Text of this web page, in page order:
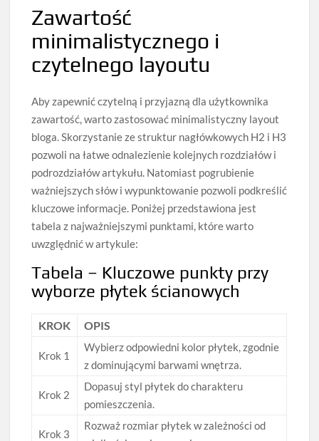
Zawartość
minimalistycznego i
czytelnego layoutu
Aby zapewnić czytelną i przyjazną dla użytkownika
zawartość, warto zastosować minimalistyczny layout
bloga. Skorzystanie ze struktur nagłówkowych H2 i H3
pozwoli na łatwe odnalezienie kolejnych rozdziałów i
podrozdziałów artykułu. Natomiast pogrubienie
ważniejszych słów i wypunktowanie pozwoli podkreślić
kluczowe informacje. Poniżej przedstawiona jest
tabela z najważniejszymi punktami, które warto
uwzględnić w artykule:
Tabela – Kluczowe punkty przy
wyborze płytek ścianowych
KROK OPIS
Krok 1
Wybierz odpowiedni kolor płytek, zgodnie
z dominującymi barwami wnętrza.
Krok 2
Dopasuj styl płytek do charakteru
pomieszczenia.
Krok 3
Rozważ rozmiar płytek w zależności od